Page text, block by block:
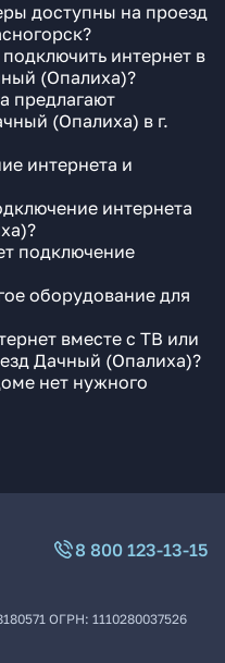
доступны на проезд
интернет в
(Опалиха)?
предлагают
(Опалиха) в г.
интернета и
интернета
подключение
оборудование для
вместе с ТВ или
Дачный (Опалиха)?
нет нужного
8 800 123-13-15
ОГРН: 1110280037526